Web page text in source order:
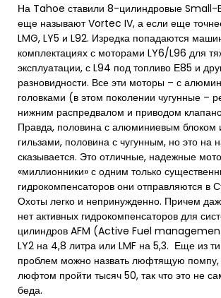
На Tahoe ставили 8-цилиндровые Small-
еще называют Vortec IV, а если еще
LMG, LY5 и L92. Изредка попадаются
комплектациях с моторами LY6/L96 для
эксплуатации, с L94 под топливо Е85 и
разновидности. Все эти моторы – с
головками (в этом поколении чугунные –
нижним распредвалом и приводом
Правда, половина с алюминиевым блоком
гильзами, половина с чугунным, но это на
сказывается. Это отличные, надежные
«миллионники» с одним только
гидрокомпенсаторов они отправляются в
Охоты легко и непринужденно. Причем
нет активных гидрокомпенсаторов для
цилиндров AFM (Active Fuel
LY2 на 4,8 литра или LMF на 5,3. Еще из
проблем можно назвать люфтящую
люфтом пройти тысяч 50, так что это не
беда.